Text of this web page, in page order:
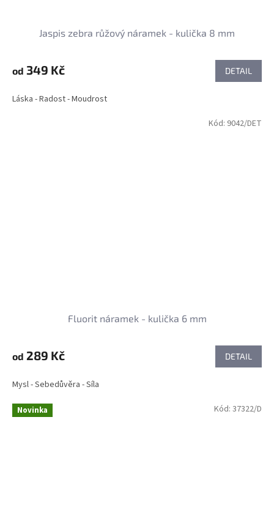
Jaspis zebra růžový náramek - kulička 8 mm
od 349 Kč DETAIL
Láska - Radost - Moudrost
Fluorit náramek - kulička 6 mm
od 289 Kč DETAIL
Mysl - Sebedůvěra - Síla
Kód: 9042/DET
Novinka Kód: 37322/D